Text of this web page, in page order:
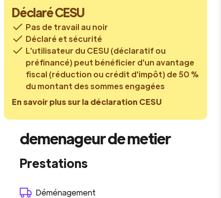
Déclaré CESU
Pas de travail au noir
Déclaré et sécurité
L'utilisateur du CESU (déclaratif ou
préfinancé) peut bénéficier d'un avantage
fiscal (réduction ou crédit d'impôt) de 50 %
du montant des sommes engagées
En savoir plus sur la déclaration CESU
demenageur de metier
Prestations
Déménagement